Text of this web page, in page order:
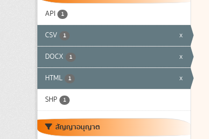
API 1
CSV 1 x
DOCX 1 x
HTML 1 x
SHP 1
สัญญาอนุญาต